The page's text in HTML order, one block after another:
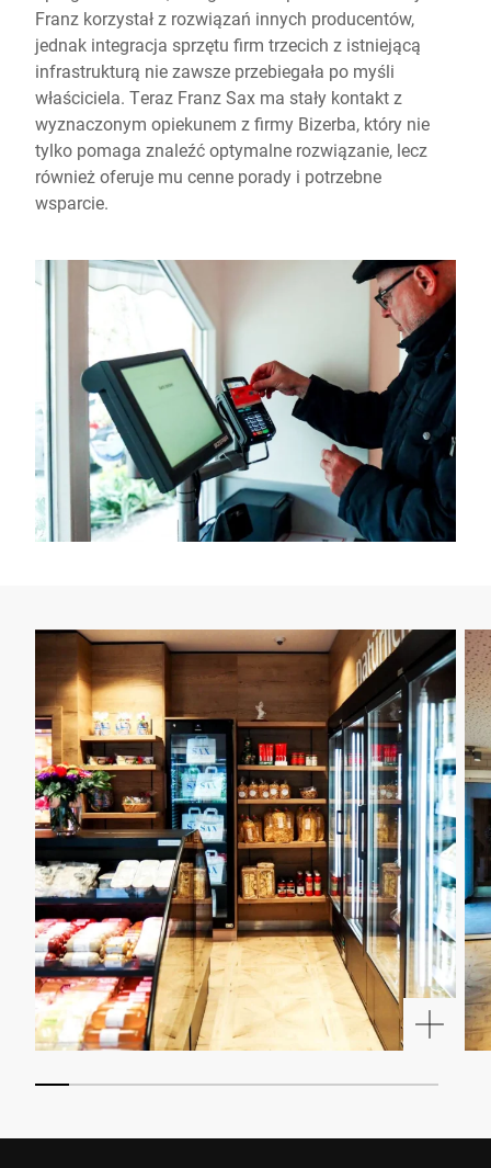
Franz korzystał z rozwiązań innych producentów,
jednak integracja sprzętu firm trzecich z istniejącą
infrastrukturą nie zawsze przebiegała po myśli
właściciela. Teraz Franz Sax ma stały kontakt z
wyznaczonym opiekunem z firmy Bizerba, który nie
tylko pomaga znaleźć optymalne rozwiązanie, lecz
również oferuje mu cenne porady i potrzebne
wsparcie.